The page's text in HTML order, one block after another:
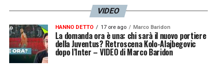
Il Toro si troverà di fronte il miglior Di
Maria. Da dirigente bianconero,
VIDEO
HANNO DETTO 17 ore ago Marco Baridon
La domanda ora è una: chi sarà il nuovo portiere
della Juventus? Retroscena Kolo-Alajbegovic
dopo l’Inter – VIDEO di Marco Baridon